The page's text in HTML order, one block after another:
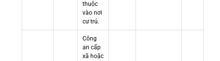
thuộc
vào nơi
cư trú.
Công
an cấp
xã hoặc